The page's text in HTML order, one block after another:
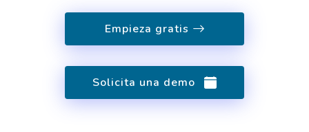
Empieza gratis
Solicita una demo